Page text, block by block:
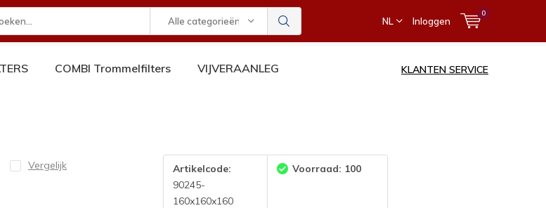
Alle categorieën NL Inloggen
0
COMBI Trommelfilters VIJVERAANLEG KLANTEN SERVICE
Vergelijk
Artikelcode:
90245-
160x160x160
Voorraad: 100